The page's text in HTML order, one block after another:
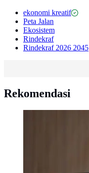
ekonomi kreatif
Peta Jalan
Ekosistem
Rindekraf
Rindekraf 2026 2045
Rekomendasi